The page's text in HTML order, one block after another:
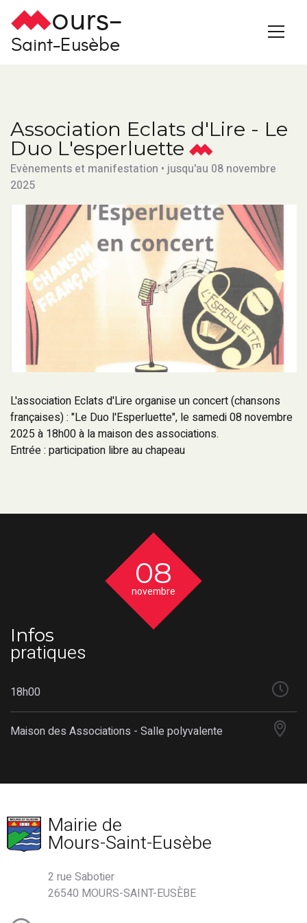
ours-
Saint-Eusèbe
Association Eclats d'Lire - Le
Duo L'esperluette
Evènements et manifestation • jusqu'au 08 novembre
2025
L'association Eclats d'Lire organise un concert (chansons
françaises) : "Le Duo l'Esperluette", le samedi 08 novembre
2025 à 18h00 à la maison des associations.
Entrée : participation libre au chapeau
08
novembre
Infos
pratiques
18h00
Maison des Associations - Salle polyvalente
Mairie de
Mours-Saint-Eusèbe
2 rue Sabotier
26540 MOURS-SAINT-EUSÈBE